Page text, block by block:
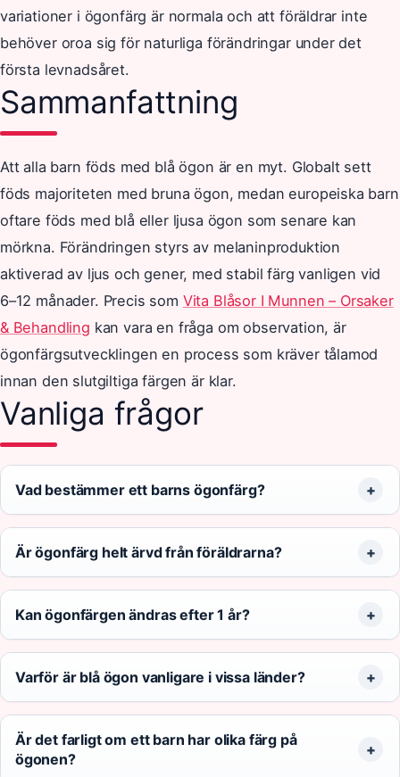
variationer i ögonfärg är normala och att föräldrar inte
behöver oroa sig för naturliga förändringar under det
första levnadsåret.
Sammanfattning
Att alla barn föds med blå ögon är en myt. Globalt sett
föds majoriteten med bruna ögon, medan europeiska barn
oftare föds med blå eller ljusa ögon som senare kan
mörkna. Förändringen styrs av melaninproduktion
aktiverad av ljus och gener, med stabil färg vanligen vid
6–12 månader. Precis som Vita Blåsor I Munnen – Orsaker
& Behandling kan vara en fråga om observation, är
ögonfärgsutvecklingen en process som kräver tålamod
innan den slutgiltiga färgen är klar.
Vanliga frågor
Vad bestämmer ett barns ögonfärg?
Är ögonfärg helt ärvd från föräldrarna?
Kan ögonfärgen ändras efter 1 år?
Varför är blå ögon vanligare i vissa länder?
Är det farligt om ett barn har olika färg på
ögonen?